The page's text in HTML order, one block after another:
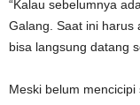
“Kalau sebelumnya
Galang. Saat ini harus
bisa langsung datang
Meski belum